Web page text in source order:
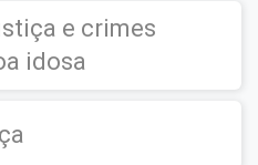
e crimes
idosa